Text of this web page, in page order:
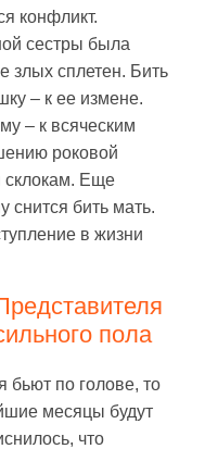
конфликт.
сестры была
злых сплетен. Бить
– к ее измене.
– к всяческим
роковой
склокам. Еще
снится бить мать.
в жизни
пола
бьют по голове, то
месяцы будут
что